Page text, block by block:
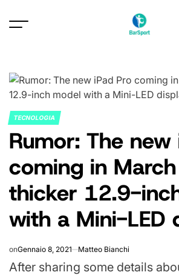
POSTED
IN
TECNOLOGIA
Rumor: The new
coming in
thicker 12.9-
with a Mini-LED
onGennaio 8, 2021 Matteo Bianchi
After sharing some details